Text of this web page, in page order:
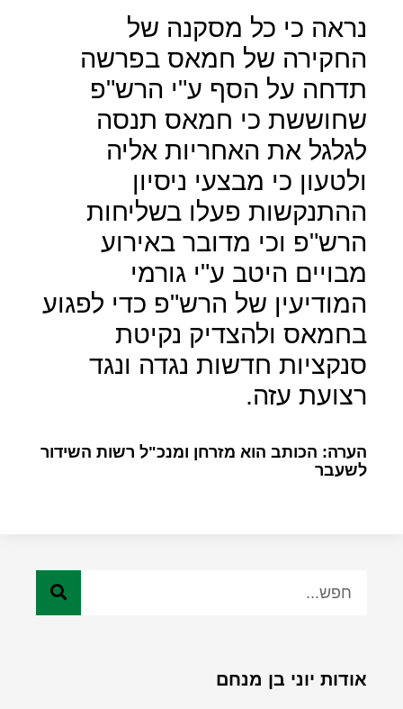
נראה כי כל מסקנה של
החקירה של חמאס בפרשה
תדחה על הסף ע"י הרש"פ
שחוששת כי חמאס תנסה
לגלגל את האחריות אליה
ולטעון כי מבצעי ניסיון
ההתנקשות פעלו בשליחות
הרש"פ וכי מדובר באירוע
מבויים היטב ע"י גורמי
המודיעין של הרש"פ כדי לפגוע
בחמאס ולהצדיק נקיטת
סנקציות חדשות נגדה ונגד
רצועת עזה.
הערה: הכותב הוא מזרחן ומנכ"ל רשות השידור
לשעבר
אודות יוני בן מנחם